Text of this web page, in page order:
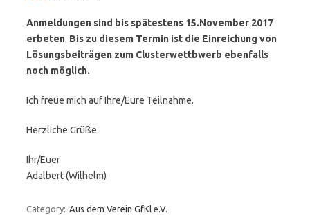
Anmeldungen sind bis spätestens 15.November 2017
erbeten. Bis zu diesem Termin ist die Einreichung von
Lösungsbeiträgen zum Clusterwettbwerb ebenfalls
noch möglich.
Ich freue mich auf Ihre/Eure Teilnahme.
Herzliche Grüße
Ihr/Euer
Adalbert (Wilhelm)
Category: Aus dem Verein GfKl e.V.